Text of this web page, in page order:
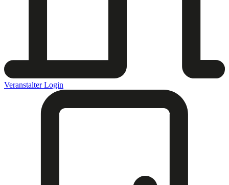
Veranstalter Login